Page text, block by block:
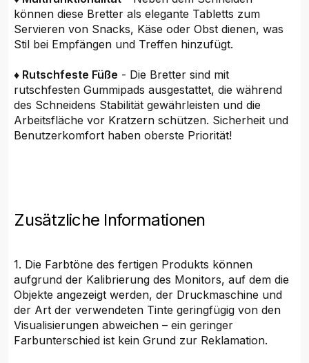
können diese Bretter als elegante Tabletts zum
Servieren von Snacks, Käse oder Obst dienen, was
Stil bei Empfängen und Treffen hinzufügt.
♦ Rutschfeste Füße - Die Bretter sind mit
rutschfesten Gummipads ausgestattet, die während
des Schneidens Stabilität gewährleisten und die
Arbeitsfläche vor Kratzern schützen. Sicherheit und
Benutzerkomfort haben oberste Priorität!
Zusätzliche Informationen
1. Die Farbtöne des fertigen Produkts können
aufgrund der Kalibrierung des Monitors, auf dem die
Objekte angezeigt werden, der Druckmaschine und
der Art der verwendeten Tinte geringfügig von den
Visualisierungen abweichen – ein geringer
Farbunterschied ist kein Grund zur Reklamation.